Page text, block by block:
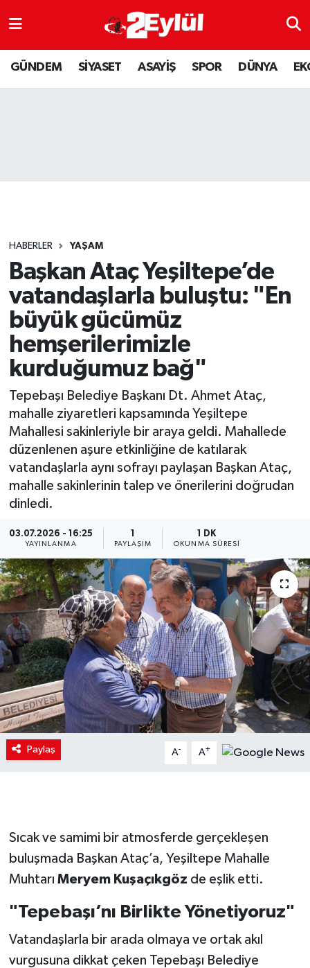
GÜNDEM SİYASET ASAYİŞ SPOR DÜNYA
HABERLER YAŞAM
Başkan Ataç Yeşiltepe’de
vatandaşlarla buluştu: "En
büyük gücümüz
hemşerilerimizle
kurduğumuz bağ"
Tepebaşı Belediye Başkanı Dt. Ahmet Ataç,
mahalle ziyaretleri kapsamında Yeşiltepe
Mahallesi sakinleriyle bir araya geldi. Mahallede
düzenlenen aşure etkinliğine de katılarak
vatandaşlarla aynı sofrayı paylaşan Başkan Ataç,
mahalle sakinlerinin talep ve önerilerini doğrudan
dinledi.
03.07.2026 - 16:25
YAYINLANMA PAYLAŞIM
1 DK
OKUNMA SÜRESI
Paylaş A- A+
Sıcak ve samimi bir atmosferde gerçekleşen
buluşmada Başkan Ataç’a, Yeşiltepe Mahalle
Muhtarı Meryem Kuşaçıkgöz de eşlik etti.
"Tepebaşı’nı Birlikte Yönetiyoruz"
Vatandaşlarla bir arada olmaya ve ortak akıl
vurgusuna dikkat çeken Tepebaşı Belediye
ASAYİŞ
DÜNYA
SPOR
YAŞAM
Nöbetçi Eczaneler
Hava Durumu
Son Dakika Haberleri
Haber Arşivi